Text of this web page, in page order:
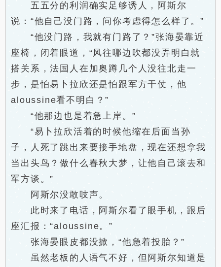
五五分的利润确实足够诱人，阿斯尔
说：“他自己没门路，问你考虑得怎么样了。”
“他没门路，我就有门路了？”张海晏靠近
座椅，闭着眼道，“风往哪边吹都没弄明白就
搭关系，法国人在加奥蹲几个人没往北走一
步，是怕易卜拉欣还是怕跟军方干仗，他
aloussine看不明白？”
“他那边也是着急上岸。”
“易卜拉欣活着的时候他缩在后面当孙
子，人死了跳出来要接手地盘，现在还想拿我
当出头鸟？做什么春秋大梦，让他自己滚去和
军方谈。”
阿斯尔没敢吱声。
此时来了电话，阿斯尔看了眼手机，跟后
座汇报：“aloussine。”
张海晏眼皮都没掀，“他急着投胎？”
虽然老板的人语气不好，但阿斯尔知道是